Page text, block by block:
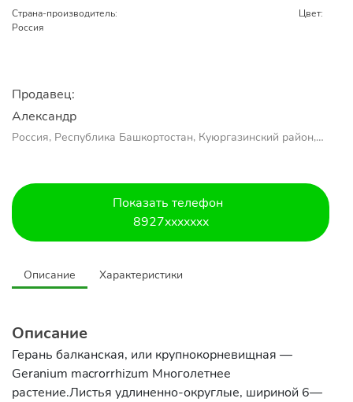
Страна-производитель:
Россия
Цвет:
Продавец:
Александр
Россия, Республика Башкортостан, Куюргазинский район,
Показать телефон
8927xxxxxxx
Описание Характеристики
Описание
Герань балканская, или крупнокорневищная —
Geranium macrorrhizum Многолетнее
растение.Листья удлиненно-округлые, шириной 6—